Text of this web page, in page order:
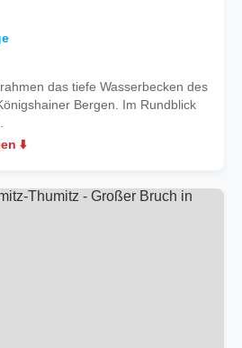
das tiefe Wasserbecken des
Bergen. Im Rundblick
⬇️